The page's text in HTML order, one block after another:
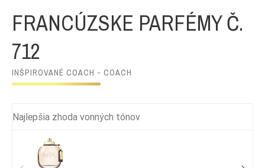
FRANCÚZSKE PARFÉMY Č.
712
INŠPIROVANÉ COACH - COACH
Najlepšia zhoda vonných tónov